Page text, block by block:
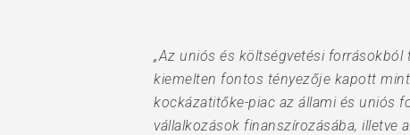
„Az uniós és költségvetési
kiemelten fontos tényezője kapott
kockázatitőke-piac az állami és uniós
vállalkozások finanszírozásába, illetve